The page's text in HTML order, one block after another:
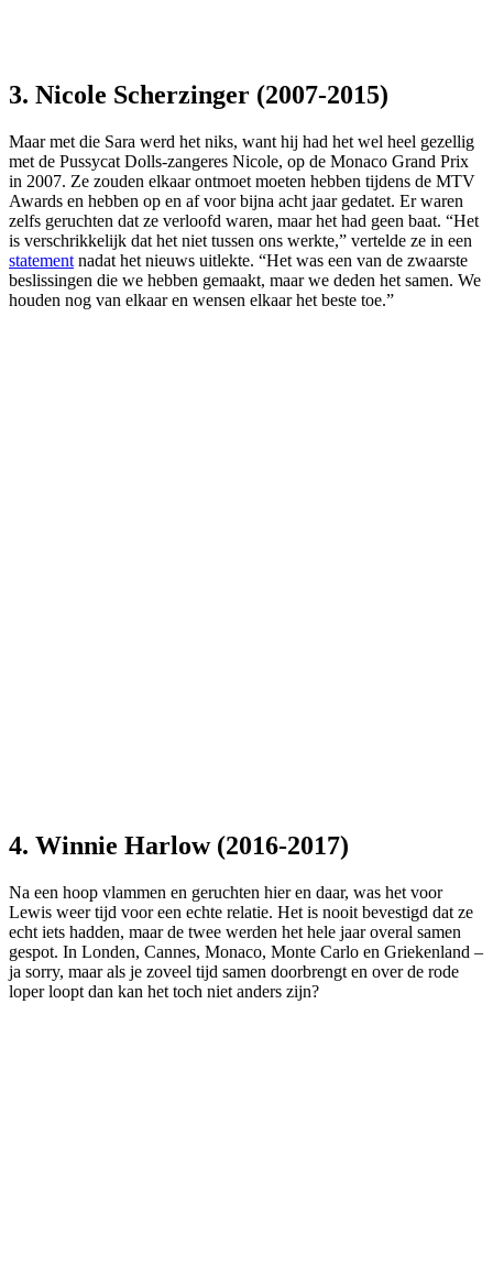
3. Nicole Scherzinger (2007-2015)
Maar met die Sara werd het niks, want hij had het wel heel gezellig
met de Pussycat Dolls-zangeres Nicole, op de Monaco Grand Prix
in 2007. Ze zouden elkaar ontmoet moeten hebben tijdens de MTV
Awards en hebben op en af voor bijna acht jaar gedatet. Er waren
zelfs geruchten dat ze verloofd waren, maar het had geen baat. “Het
is verschrikkelijk dat het niet tussen ons werkte,” vertelde ze in een
statement nadat het nieuws uitlekte. “Het was een van de zwaarste
beslissingen die we hebben gemaakt, maar we deden het samen. We
houden nog van elkaar en wensen elkaar het beste toe.”
4. Winnie Harlow (2016-2017)
Na een hoop vlammen en geruchten hier en daar, was het voor
Lewis weer tijd voor een echte relatie. Het is nooit bevestigd dat ze
echt iets hadden, maar de twee werden het hele jaar overal samen
gespot. In Londen, Cannes, Monaco, Monte Carlo en Griekenland –
ja sorry, maar als je zoveel tijd samen doorbrengt en over de rode
loper loopt dan kan het toch niet anders zijn?